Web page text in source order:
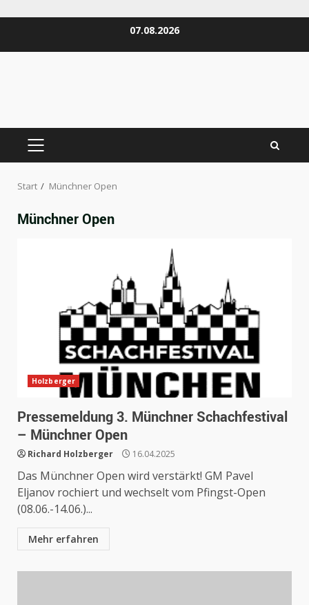
07.08.2026
PRIMÄRES
Start Münchner Open
Münchner Open
Holzberger
Pressemeldung 3. Münchner Schachfestival
– Münchner Open
Richard Holzberger 16.04.2025
Das Münchner Open wird verstärkt! GM Pavel
Eljanov rochiert und wechselt vom Pfingst-Open
(08.06.-14.06.)...
Mehr erfahren